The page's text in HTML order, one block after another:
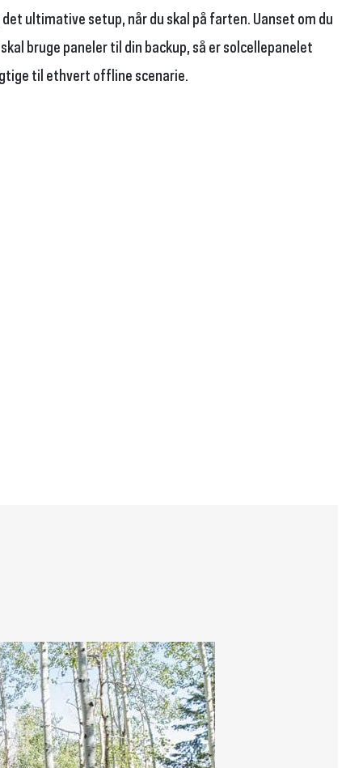
ultimative setup, når du skal på farten. Uanset om du
bruge paneler til din backup, så er solcellepanelet
til ethvert offline scenarie.